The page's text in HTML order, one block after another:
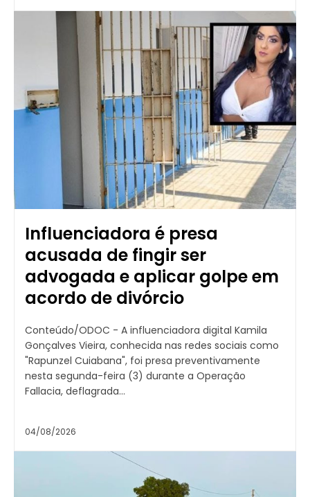
Influenciadora é presa
acusada de fingir ser
advogada e aplicar golpe em
acordo de divórcio
Conteúdo/ODOC - A influenciadora digital Kamila
Gonçalves Vieira, conhecida nas redes sociais como
"Rapunzel Cuiabana", foi presa preventivamente
nesta segunda-feira (3) durante a Operação
Fallacia, deflagrada...
04/08/2026